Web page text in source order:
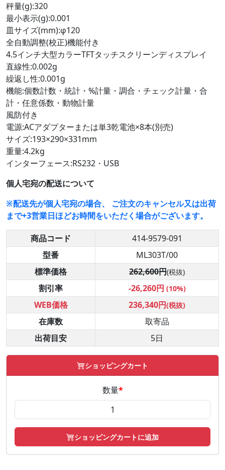
秤量(g):320
最小表示(g):0.001
皿サイズ(mm):φ120
全自動調整(校正)機能付き
4.5インチ大型カラーTFTタッチスクリーンディスプレイ
直線性:0.002g
繰返し性:0.001g
機能:個数計数・統計・%計量・調合・チェック計量・合
計・任意係数・動物計量
風防付き
電源:ACアダプターまたは単3乾電池×8本(別売)
サイズ:193×290×331mm
重量:4.2kg
インターフェース:RS232・USB
個人宅宛の配送について
※配送先が個人宅宛の場合、 ご注文のキャンセル又は出荷
まで+3営業日ほどお時間をいただく場合がございます。
商品コード
414-9579-091
型番
ML303T/00
標準価格
262,600円(税抜)
割引率 -26,260円 (10%)
WEB価格 236,340円(税抜)
在庫数
取寄品
出荷目安
5日
ショッピングカート
数量*
ショッピングカートに追加